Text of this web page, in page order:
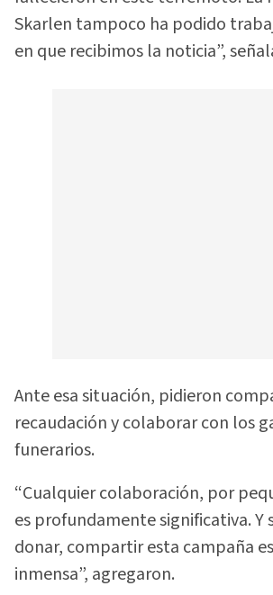
Skarlen tampoco ha podido
en que recibimos la noticia”,
Ante esa situación, pidieron
recaudación y colaborar con los
funerarios.
“Cualquier colaboración, por
es profundamente significativa. Y
donar, compartir esta campaña
inmensa”, agregaron.